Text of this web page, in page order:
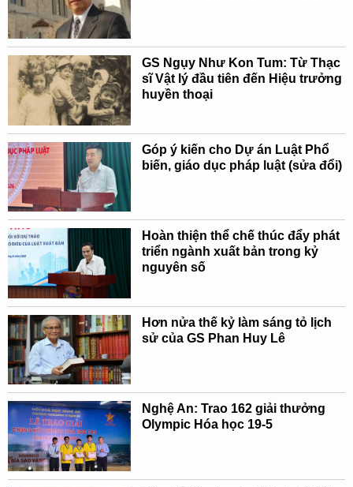
GS Ngụy Như Kon Tum: Từ Thạc
sĩ Vật lý đầu tiên đến Hiệu trưởng
huyền thoại
Góp ý kiến cho Dự án Luật Phổ
biến, giáo dục pháp luật (sửa đổi)
Hoàn thiện thể chế thúc đẩy phát
triển ngành xuất bản trong kỷ
nguyên số
Hơn nửa thế kỷ làm sáng tỏ lịch
sử của GS Phan Huy Lê
Nghệ An: Trao 162 giải thưởng
Olympic Hóa học 19-5